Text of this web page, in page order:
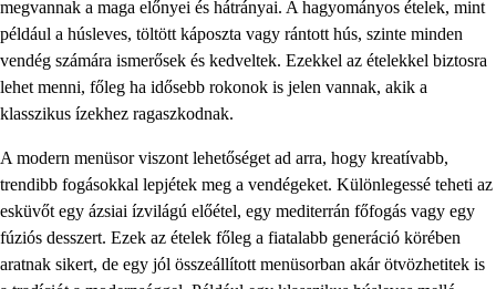
megvannak a maga előnyei és hátrányai. A hagyományos ételek, mint
például a húsleves, töltött káposzta vagy rántott hús, szinte minden
vendég számára ismerősek és kedveltek. Ezekkel az ételekkel biztosra
lehet menni, főleg ha idősebb rokonok is jelen vannak, akik a
klasszikus ízekhez ragaszkodnak.
A modern menüsor viszont lehetőséget ad arra, hogy kreatívabb,
trendibb fogásokkal lepjétek meg a vendégeket. Különlegessé teheti az
esküvőt egy ázsiai ízvilágú előétel, egy mediterrán főfogás vagy egy
fúziós desszert. Ezek az ételek főleg a fiatalabb generáció körében
aratnak sikert, de egy jól összeállított menüsorban akár ötvözhetitek is